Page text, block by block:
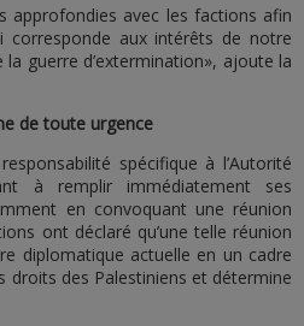
approfondies avec les factions afin
corresponde aux intérêts de notre
guerre d’extermination», ajoute la
de toute urgence
spécifique à l’Autorité
à remplir immédiatement ses
en convoquant une réunion
ont déclaré qu’une telle réunion
diplomatique actuelle en un cadre
droits des Palestiniens et détermine